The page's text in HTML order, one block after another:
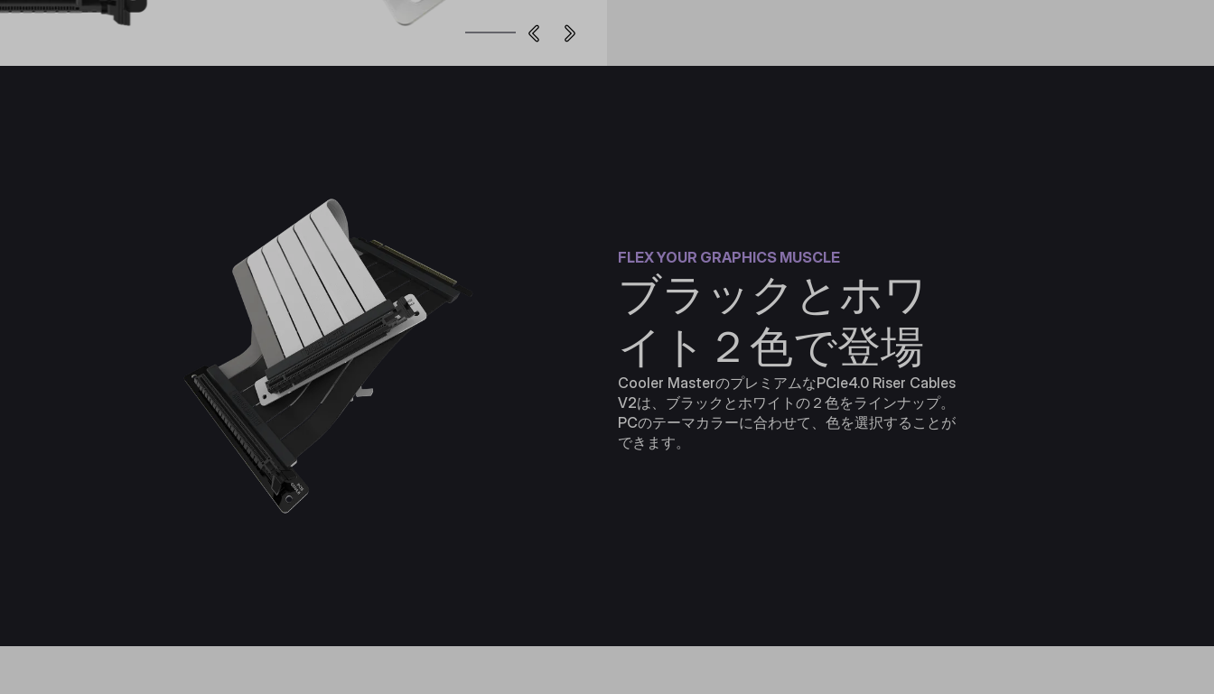
FLEX YOUR GRAPHICS MUSCLE
ブラックとホワ
イト２色で登場
Cooler MasterのプレミアムなPCIe4.0 Riser Cables
V2は、ブラックとホワイトの２色をラインナップ。
PCのテーマカラーに合わせて、色を選択することが
できます。